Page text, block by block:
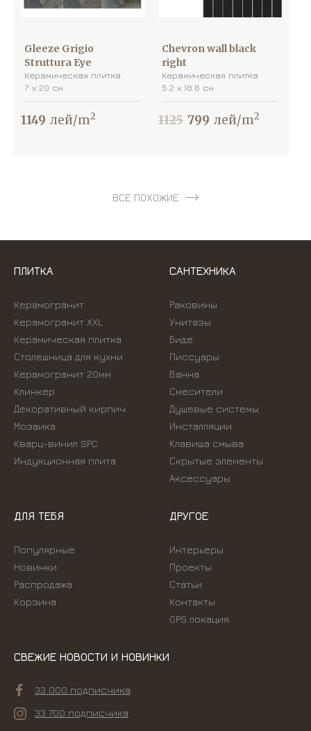
Gleeze Grigio
Struttura Eye
Керамическая плитка
7 х 20 см
1149 лей/m2
Chevron wall black
right
Керамическая плитка
5.2 х 18.6 см
1125 799 лей/m2
ВСЕ ПОХОЖИЕ
ПЛИТКА
Керамогранит
Керамогранит XXL
Керамическая плитка
Столешница для кухни
Керамогранит 20мм
Клинкер
Декоративный кирпич
Мозаика
Кварц-винил SPC
Индукционная плита
САНТЕХНИКА
Раковины
Унитазы
Биде
Писсуары
Ванна
Смесители
Душевые системы
Инсталляции
Kлавиша смыва
Скрытые элементы
Аксессуары
ДЛЯ ТЕБЯ
Популярные
Новинки
Распродажа
Корзина
ДРУГОЕ
Интерьеры
Проекты
Статьи
Контакты
GPS локация
СВЕЖИЕ НОВОСТИ И НОВИНКИ
33 000 подписчика
33 700 подписчика